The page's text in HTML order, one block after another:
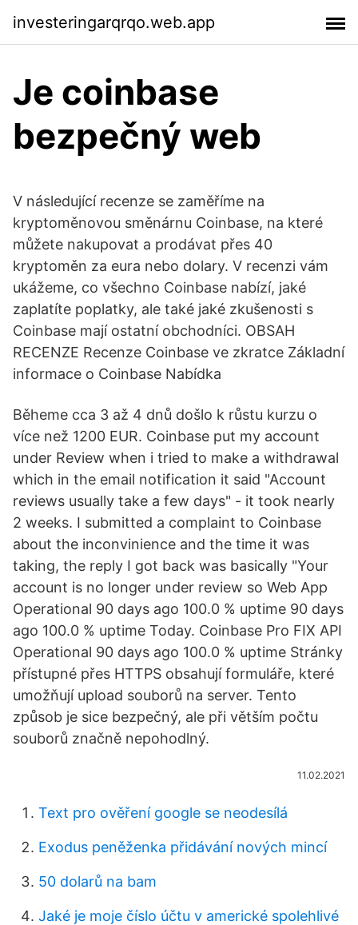
investeringarqrqo.web.app
Je coinbase
bezpečný web
V následující recenze se zaměříme na
kryptoměnovou směnárnu Coinbase, na které
můžete nakupovat a prodávat přes 40
kryptoměn za eura nebo dolary. V recenzi vám
ukážeme, co všechno Coinbase nabízí, jaké
zaplatíte poplatky, ale také jaké zkušenosti s
Coinbase mají ostatní obchodníci. OBSAH
RECENZE Recenze Coinbase ve zkratce Základní
informace o Coinbase Nabídka
Běheme cca 3 až 4 dnů došlo k růstu kurzu o
více než 1200 EUR. Coinbase put my account
under Review when i tried to make a withdrawal
which in the email notification it said "Account
reviews usually take a few days" - it took nearly
2 weeks. I submitted a complaint to Coinbase
about the inconvinience and the time it was
taking, the reply I got back was basically "Your
account is no longer under review so Web App
Operational 90 days ago 100.0 % uptime 90 days
ago 100.0 % uptime Today. Coinbase Pro FIX API
Operational 90 days ago 100.0 % uptime Stránky
přístupné přes HTTPS obsahují formuláře, které
umožňují upload souborů na server. Tento
způsob je sice bezpečný, ale při větším počtu
souborů značně nepohodlný.
11.02.2021
Text pro ověření google se neodesílá
Exodus peněženka přidávání nových mincí
50 dolarů na bam
Jaké je moje číslo účtu v americké spolehlivé